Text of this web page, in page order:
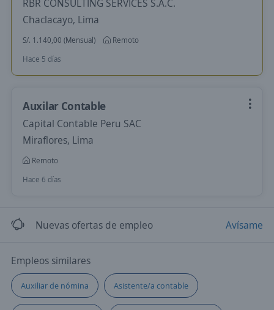
RBR CONSULTING SERVICES S.A.C.
Chaclacayo, Lima
S/. 1.140,00 (Mensual)
Remoto
Hace 5 días
Auxilar Contable
Capital Contable Peru SAC
Miraflores, Lima
Remoto
Hace 6 días
Nuevas ofertas de empleo Avísame
Empleos similares
Auxiliar de nómina Asistente/a contable